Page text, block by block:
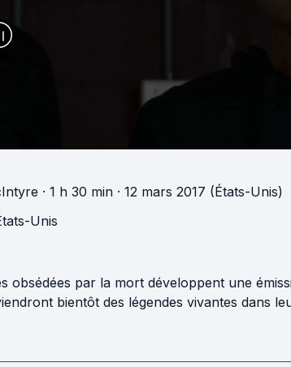
· 1 h 30 min · 12 mars 2017 (États-Unis)
Unis
obsédées par la mort développent une
bientôt des légendes vivantes dans